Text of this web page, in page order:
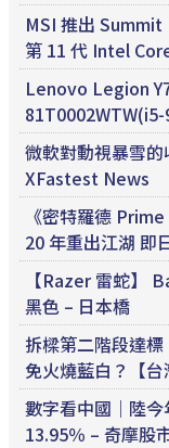
MSI 推出 Summit
第 11 代 Intel
Lenovo Legion
微軟對動視暴雪
XFastest News
《密特羅德
20 年重出江湖 即
【Razer 雷蛇】
黑色 – 日本橋
拆樑第二階段達
免火燒藍白？【
數字看中國｜陸
13.95％ – 奇摩股